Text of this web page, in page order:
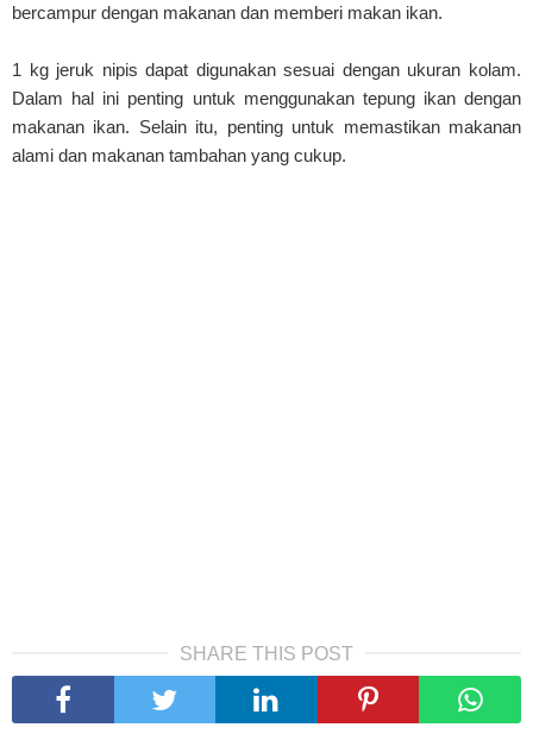
bercampur dengan makanan dan memberi makan ikan.
1 kg jeruk nipis dapat digunakan sesuai dengan ukuran kolam.
Dalam hal ini penting untuk menggunakan tepung ikan dengan
makanan ikan. Selain itu, penting untuk memastikan makanan
alami dan makanan tambahan yang cukup.
SHARE THIS POST